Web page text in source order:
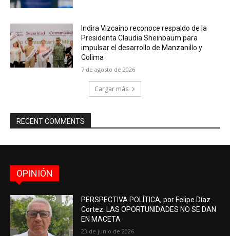
Indira Vizcaíno reconoce respaldo de la
Presidenta Claudia Sheinbaum para
impulsar el desarrollo de Manzanillo y
Colima
7 de agosto de 2026
Cargar más
RECENT COMMENTS
OPINIÓN
PERSPECTIVA POLÍTICA, por Felipe Díaz
Cortez. LAS OPORTUNIDADES NO SE DAN
EN MACETA
23 de junio de 2026